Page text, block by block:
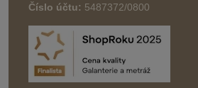
Číslo účtu: 5487372/0800